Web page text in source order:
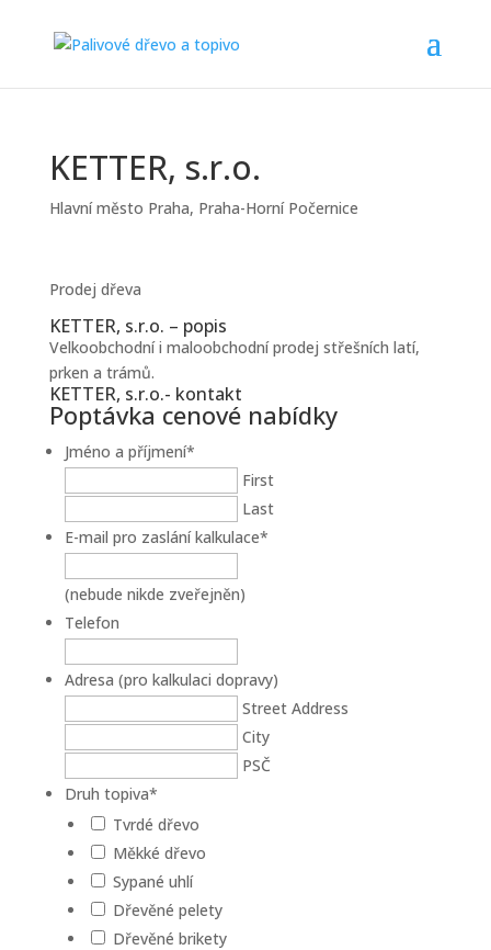
KETTER, s.r.o.
Hlavní město Praha, Praha-Horní Počernice
Prodej dřeva
KETTER, s.r.o. – popis
Velkoobchodní i maloobchodní prodej střešních latí,
prken a trámů.
KETTER, s.r.o.- kontakt
Poptávka cenové nabídky
Jméno a příjmení*
First
Last
E-mail pro zaslání kalkulace*
(nebude nikde zveřejněn)
Telefon
Adresa (pro kalkulaci dopravy)
Street Address
City
PSČ
Druh topiva*
Tvrdé dřevo
Měkké dřevo
Sypané uhlí
Dřevěné pelety
Dřevěné brikety